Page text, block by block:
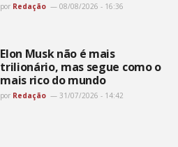
por Redação 08/08/2026 - 16:36
Elon Musk não é mais
trilionário, mas segue como o
mais rico do mundo
por Redação 31/07/2026 - 14:42